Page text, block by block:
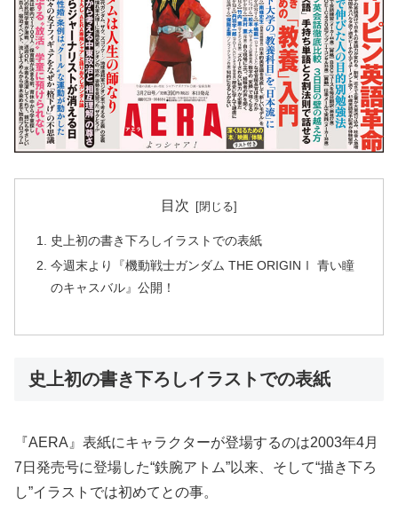
目次
史上初の書き下ろしイラストでの表紙
今週末より『機動戦士ガンダム THE ORIGINⅠ 青い瞳
のキャスバル』公開！
史上初の書き下ろしイラストでの表紙
『AERA』表紙にキャラクターが登場するのは2003年4月
7日発売号に登場した“鉄腕アトム”以来、そして“描き下ろ
し”イラストでは初めてとの事。